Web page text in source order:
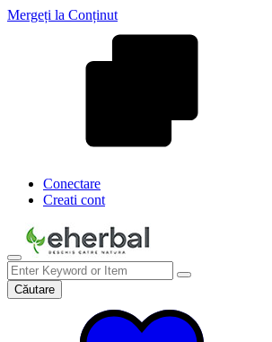
Mergeți la Conținut
Conectare
Creati cont
Căutare